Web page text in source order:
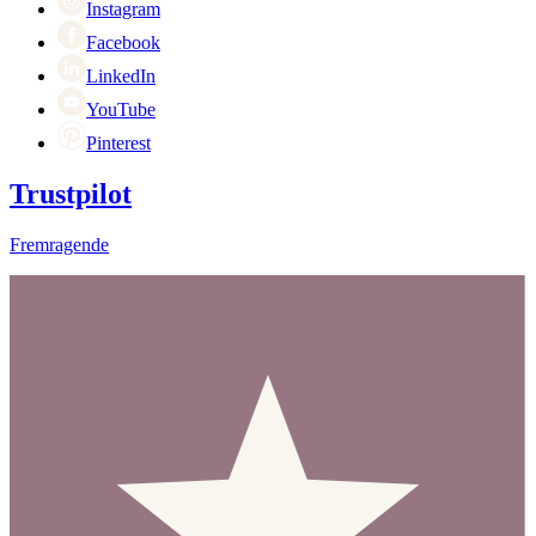
Instagram
Facebook
LinkedIn
YouTube
Pinterest
Trustpilot
Fremragende